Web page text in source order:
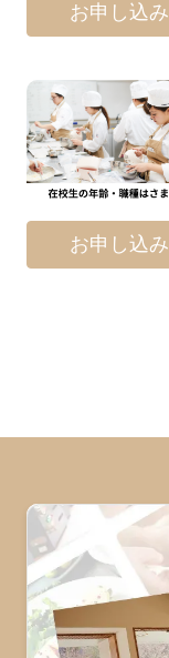
お申し込み
お申し込み